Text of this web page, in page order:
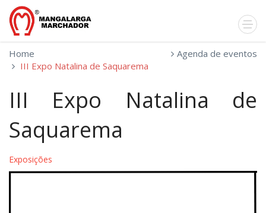
Home
Agenda de eventos
III Expo Natalina de Saquarema
III Expo Natalina de
Saquarema
Exposições